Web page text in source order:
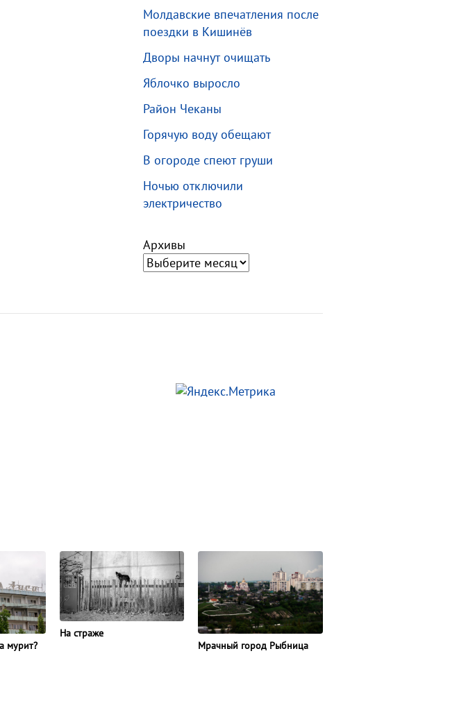
Молдавские впечатления после
поездки в Кишинёв
Дворы начнут очищать
Яблочко выросло
Район Чеканы
Горячую воду обещают
В огороде спеют груши
Ночью отключили
электричество
Архивы
мурит?
На страже
Мрачный город Рыбница